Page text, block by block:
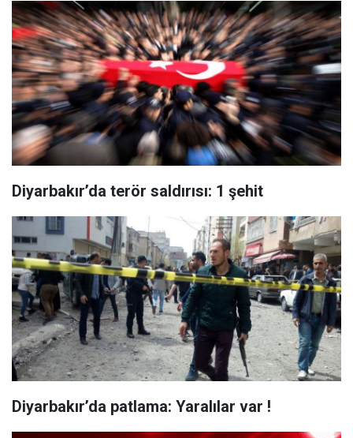
Diyarbakır’da terör saldırısı: 1 şehit
Diyarbakır’da patlama: Yaralılar var !